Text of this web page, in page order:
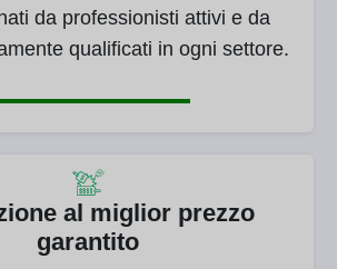
da professionisti attivi e da
qualificati in ogni settore.
al miglior prezzo
garantito